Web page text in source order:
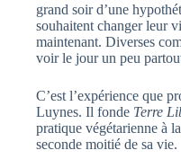
grand soir d’une
souhaitent changer leur
maintenant. Diverses
voir le jour un peu
C’est l’expérience que
Luynes. Il fonde Terre
pratique végétarienne à
seconde moitié de sa vie.